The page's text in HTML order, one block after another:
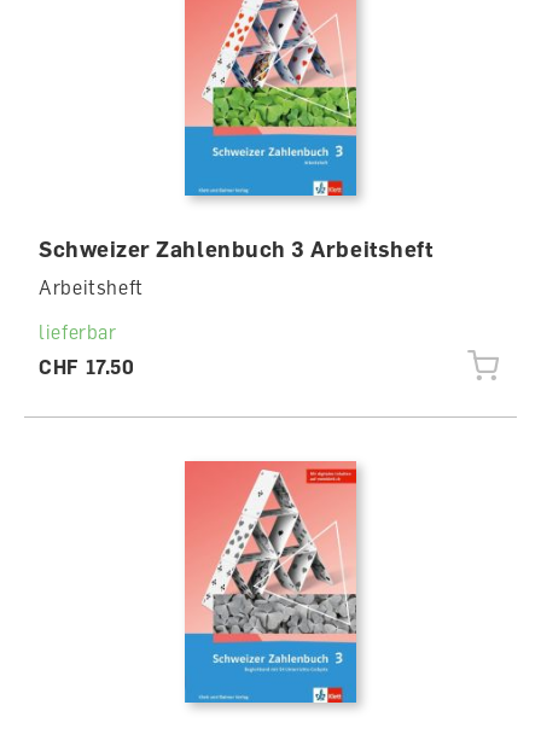
Schweizer Zahlenbuch 3 Arbeitsheft
Arbeitsheft
lieferbar
CHF 17.50